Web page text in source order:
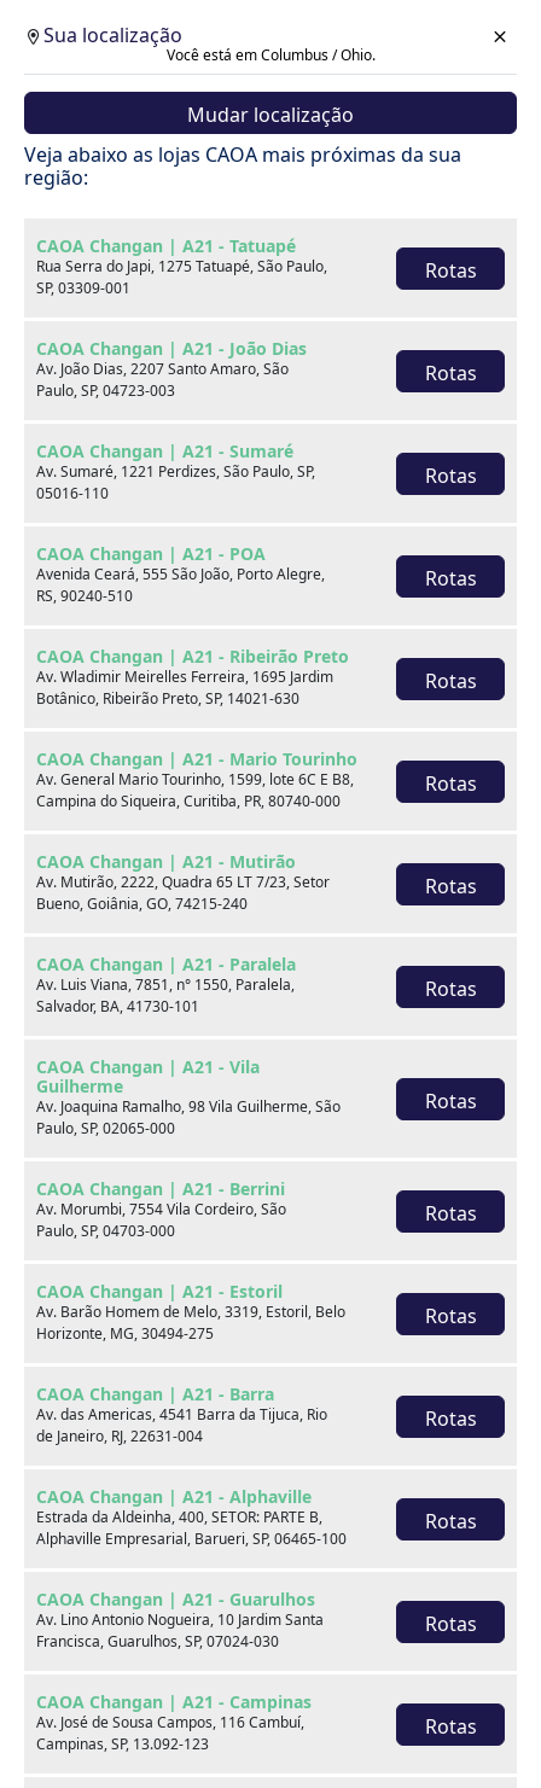
Sua localização
Você está em Columbus / Ohio.
Mudar localização
Veja abaixo as lojas CAOA mais próximas da sua
região:
CAOA Changan | A21 - Tatuapé
Rua Serra do Japi, 1275 Tatuapé, São Paulo,
SP, 03309-001
Rotas
CAOA Changan | A21 - João Dias
Av. João Dias, 2207 Santo Amaro, São
Paulo, SP, 04723-003
Rotas
CAOA Changan | A21 - Sumaré
Av. Sumaré, 1221 Perdizes, São Paulo, SP,
05016-110
Rotas
CAOA Changan | A21 - POA
Avenida Ceará, 555 São João, Porto Alegre,
RS, 90240-510
Rotas
CAOA Changan | A21 - Ribeirão Preto
Av. Wladimir Meirelles Ferreira, 1695 Jardim
Botânico, Ribeirão Preto, SP, 14021-630
Rotas
CAOA Changan | A21 - Mario Tourinho
Av. General Mario Tourinho, 1599, lote 6C E B8,
Campina do Siqueira, Curitiba, PR, 80740-000
Rotas
CAOA Changan | A21 - Mutirão
Av. Mutirão, 2222, Quadra 65 LT 7/23, Setor
Bueno, Goiânia, GO, 74215-240
Rotas
CAOA Changan | A21 - Paralela
Av. Luis Viana, 7851, n° 1550, Paralela,
Salvador, BA, 41730-101
Rotas
CAOA Changan | A21 - Vila
Guilherme
Av. Joaquina Ramalho, 98 Vila Guilherme, São
Paulo, SP, 02065-000
Rotas
CAOA Changan | A21 - Berrini
Av. Morumbi, 7554 Vila Cordeiro, São
Paulo, SP, 04703-000
Rotas
CAOA Changan | A21 - Estoril
Av. Barão Homem de Melo, 3319, Estoril, Belo
Horizonte, MG, 30494-275
Rotas
CAOA Changan | A21 - Barra
Av. das Americas, 4541 Barra da Tijuca, Rio
de Janeiro, RJ, 22631-004
Rotas
CAOA Changan | A21 - Alphaville
Estrada da Aldeinha, 400, SETOR: PARTE B,
Alphaville Empresarial, Barueri, SP, 06465-100
Rotas
CAOA Changan | A21 - Guarulhos
Av. Lino Antonio Nogueira, 10 Jardim Santa
Francisca, Guarulhos, SP, 07024-030
Rotas
CAOA Changan | A21 - Campinas
Av. José de Sousa Campos, 116 Cambuí,
Campinas, SP, 13.092-123
Rotas
Cotação
Voltar
Hyundai HB20S
Hyundai CAOA - Lauro de Freitas
Por:R$73.990,00
Final da placa
Fale com um especialista:
Telefones
Compartilhe:
Opcionais
Airbag do motorista
Alarme
Ar condicionado
Direção hidráulica
Freio ABS